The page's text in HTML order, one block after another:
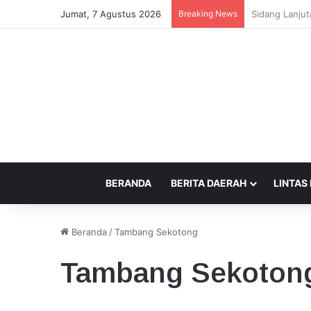
Jumat, 7 Agustus 2026 Breaking News Beda Tempat
BERANDA BERITA DAERAH LINTAS
Beranda /Tambang Sekotong
Tambang